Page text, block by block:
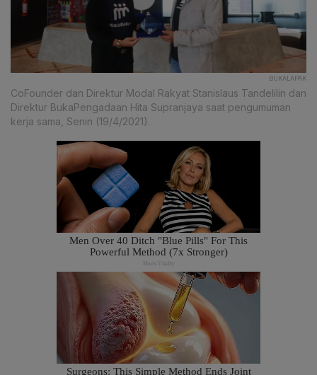
BUKALAPAK
CoFounder dan Direktur Modal Rakyat Stanislaus Tandelilin dan
Direktur BukaPengadaan Hita Supranjaya saat pengumuman
kerja sama, Senin (19/4/2021).